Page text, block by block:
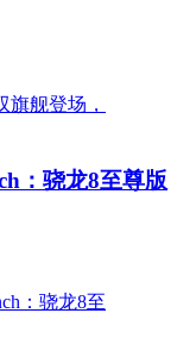
：骁龙8至尊版